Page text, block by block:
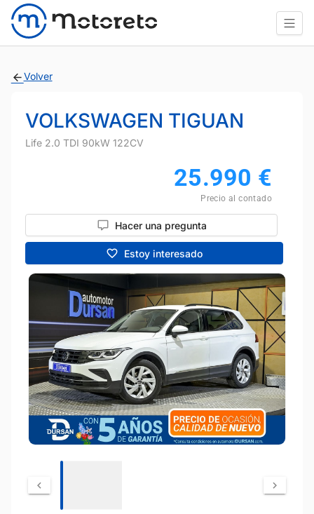
Volver
VOLKSWAGEN TIGUAN
Life 2.0 TDI 90kW 122CV
25.990 €
Precio al contado
Hacer una pregunta
Estoy interesado